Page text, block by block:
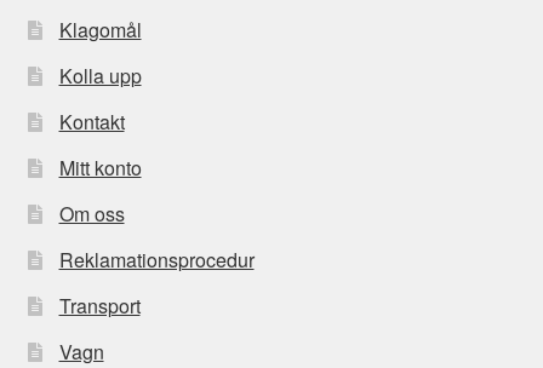
Klagomål
Kolla upp
Kontakt
Mitt konto
Om oss
Reklamationsprocedur
Transport
Vagn